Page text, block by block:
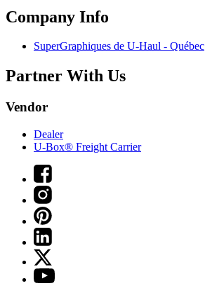
Company Info
SuperGraphiques de U-Haul - Québec
Partner With Us
Vendor
Dealer
U-Box® Freight Carrier